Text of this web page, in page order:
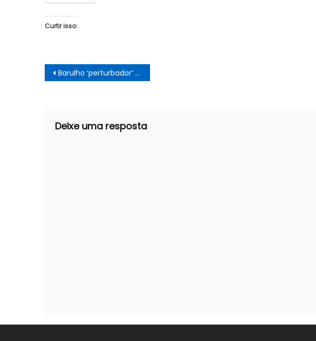
Curtir isso:
Navegação
de
Barulho ‘perturbador’ e luzes no céu: Influenciador chora após gravar suposto OVNI e sofrer ameaças
Deixe uma resposta